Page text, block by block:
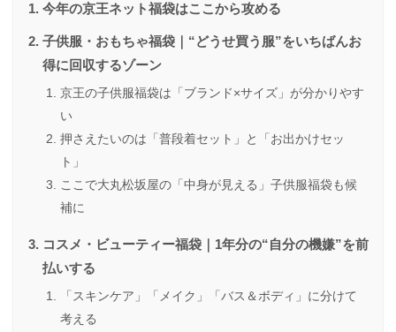
今年の京王ネット福袋はここから攻める
子供服・おもちゃ福袋｜“どうせ買う服”をいちばんお
得に回収するゾーン
京王の子供服福袋は「ブランド×サイズ」が分かりやす
い
押さえたいのは「普段着セット」と「お出かけセッ
ト」
ここで大丸松坂屋の「中身が見える」子供服福袋も候
補に
コスメ・ビューティー福袋｜1年分の“自分の機嫌”を前
払いする
「スキンケア」「メイク」「バス＆ボディ」に分けて
考える